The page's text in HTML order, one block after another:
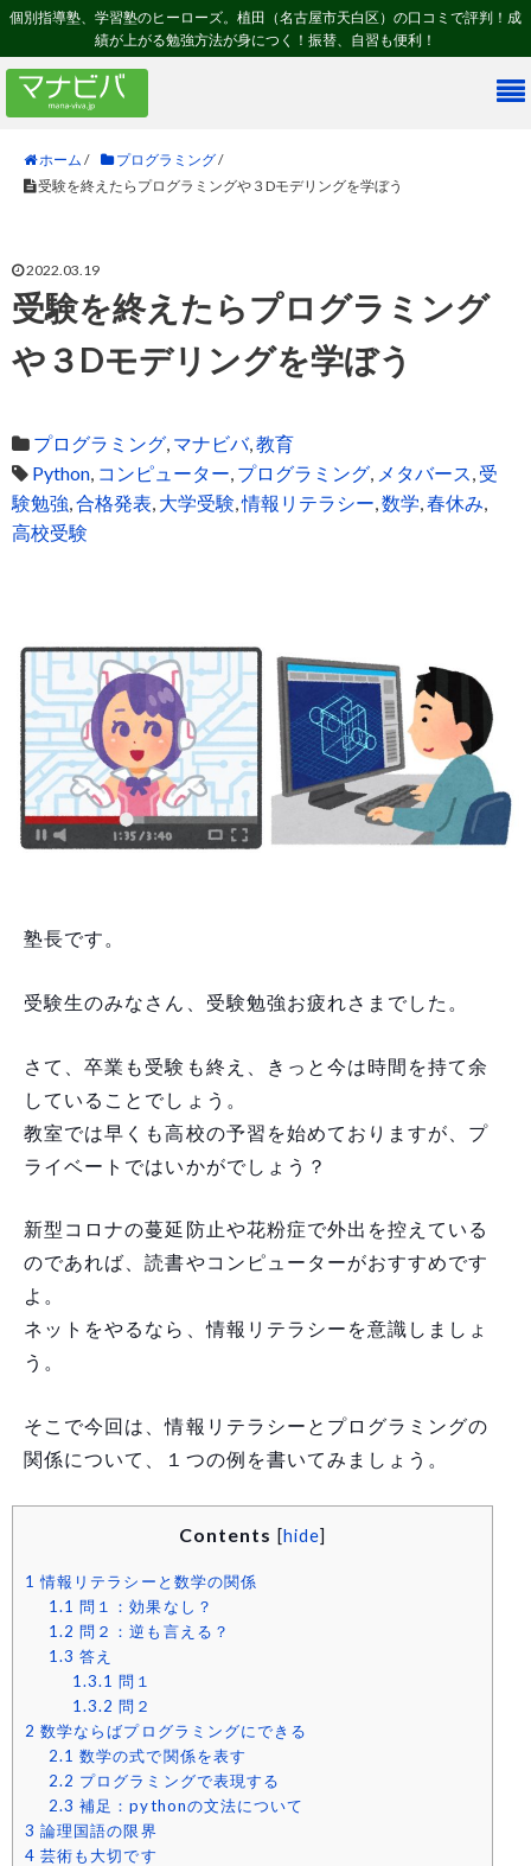
個別指導塾、学習塾のヒーローズ。植田（名古屋市天白区）の口コミで評判！成
績が上がる勉強方法が身につく！振替、自習も便利！
ホーム / プログラミング/
受験を終えたらプログラミングや３Dモデリングを学ぼう
2022.03.19
受験を終えたらプログラミング
や３Dモデリングを学ぼう
プログラミング, マナビバ,教育
Python, コンピューター, プログラミング, メタバース, 受
験勉強,合格発表, 大学受験,情報リテラシー,数学,春休み,
高校受験
塾長です。
受験生のみなさん、受験勉強お疲れさまでした。
さて、卒業も受験も終え、きっと今は時間を持て余
していることでしょう。
教室では早くも高校の予習を始めておりますが、プ
ライベートではいかがでしょう？
新型コロナの蔓延防止や花粉症で外出を控えている
のであれば、読書やコンピューターがおすすめです
よ。
ネットをやるなら、情報リテラシーを意識しましょ
う。
そこで今回は、情報リテラシーとプログラミングの
関係について、１つの例を書いてみましょう。
Contents [hide]
1 情報リテラシーと数学の関係
1.1 問１：効果なし？
1.2 問２：逆も言える？
1.3 答え
1.3.1 問１
1.3.2 問２
2 数学ならばプログラミングにできる
2.1 数学の式で関係を表す
2.2 プログラミングで表現する
2.3 補足：pythonの文法について
3 論理国語の限界
4 芸術も大切です